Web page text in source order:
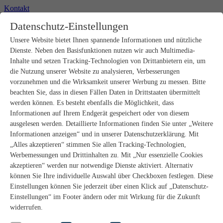
Kontakt
Produkte
Rohbau
Estrichverlegung
Untergrundvorbereitung
Bodenspachtelmassen
Abdichtungen
Fliesenkleber
Fugenmörtel
Fugendichtstoffe
Natursteinverlegung
Bodenbelags- und Parkettklebstoffe
Wandspachtelmassen
Werkzeug
Zubehör
PANDOMO
wedi Produkte
Marine Produkte
Service
Datenschutz-Einstellungen
Unsere Website bietet Ihnen spannende Informationen und nützliche
Dienste. Neben den Basisfunktionen nutzen wir auch Multimedia-
Inhalte und setzen Tracking-Technologien von Drittanbietern ein, um
die Nutzung unserer Website zu analysieren, Verbesserungen
vorzunehmen und die Wirksamkeit unserer Werbung zu messen. Bitte
beachten Sie, dass in diesen Fällen Daten in Drittstaaten übermittelt
werden können. Es besteht ebenfalls die Möglichkeit, dass
Informationen auf Ihrem Endgerät gespeichert oder von diesem
ausgelesen werden. Detaillierte Informationen finden Sie unter „Weitere
Informationen anzeigen“ und in unserer Datenschutzerklärung. Mit
„Alles akzeptieren“ stimmen Sie allen Tracking-Technologien,
Werbemessungen und Drittinhalten zu. Mit „Nur essenzielle Cookies
akzeptieren“ werden nur notwendige Dienste aktiviert. Alternativ
können Sie Ihre individuelle Auswahl über Checkboxen festlegen. Diese
Einstellungen können Sie jederzeit über einen Klick auf „Datenschutz-
Einstellungen“ im Footer ändern oder mit Wirkung für die Zukunft
widerrufen.